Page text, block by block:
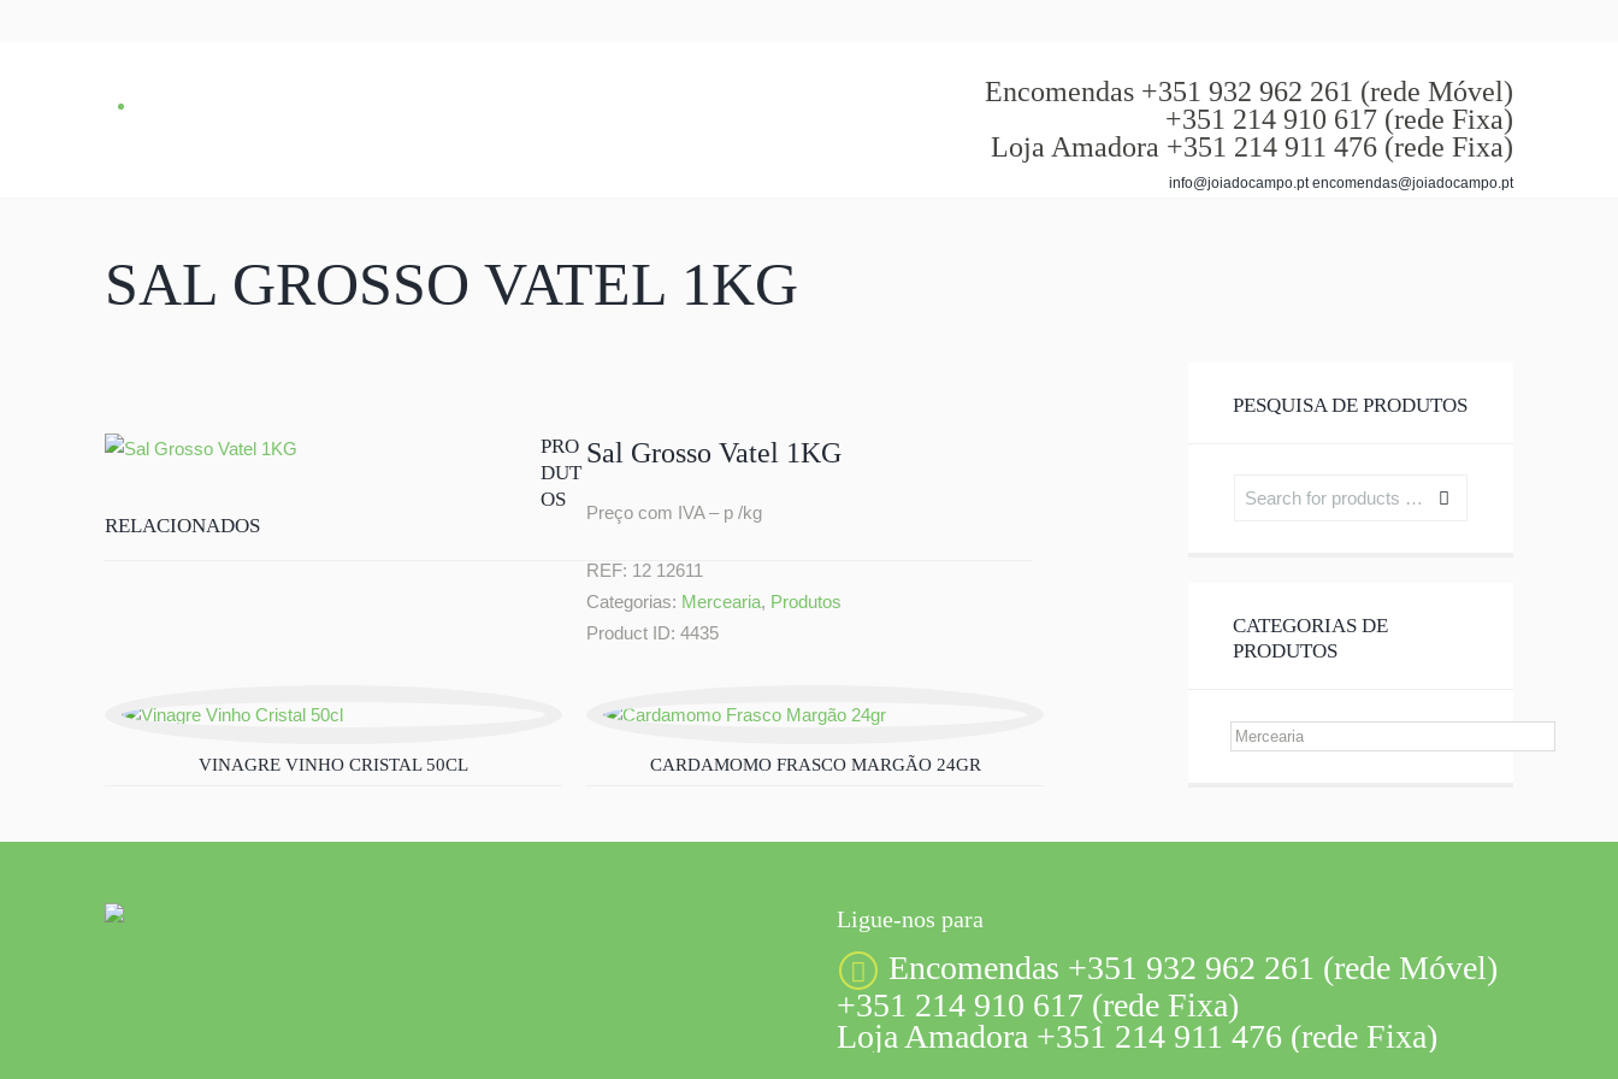
Encomendas +351 932 962 261 (rede Móvel)
+351 214 910 617 (rede Fixa)
Loja Amadora +351 214 911 476 (rede Fixa)
info@joiadocampo.pt encomendas@joiadocampo.pt
SAL GROSSO VATEL 1KG
Sal Grosso Vatel 1KG
Preço com IVA – p /kg
REF: 12 12611
Categorias: Mercearia, Produtos
Product ID:4435
PRO
DUT
OS
RELACIONADOS
VINAGRE VINHO CRISTAL 50CL CARDAMOMO FRASCO MARGÃO 24GR
PESQUISA DE PRODUTOS
CATEGORIAS DE
PRODUTOS
Ligue-nos para
Encomendas +351 932 962 261 (rede Móvel)
+351 214 910 617 (rede Fixa)
Loja Amadora +351 214 911 476 (rede Fixa)